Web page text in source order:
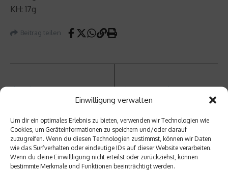
Einwilligung verwalten
Um dir ein optimales Erlebnis zu bieten, verwenden wir Technologien wie
Cookies, um Geräteinformationen zu speichern und/oder darauf
zuzugreifen. Wenn du diesen Technologien zustimmst, können wir Daten
wie das Surfverhalten oder eindeutige IDs auf dieser Website verarbeiten.
Wenn du deine Einwillligung nicht erteilst oder zurückziehst, können
bestimmte Merkmale und Funktionen beeinträchtigt werden.
KH: 17g
Beitrag teilen
vorheriger Beitrag
Aufge
Ausnüc
htern
durch
Sport?
Nächster Beitrag
Nahru
änzung
– auch
für
Hobby
sportl